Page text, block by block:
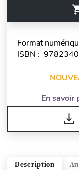
Format
ISBN :
En savoir
Description